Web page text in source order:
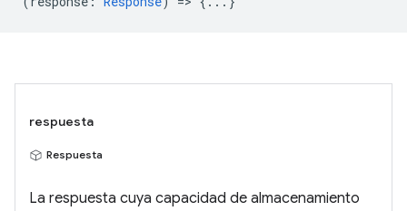
respuesta
Respuesta
La respuesta cuya capacidad de almacenamiento